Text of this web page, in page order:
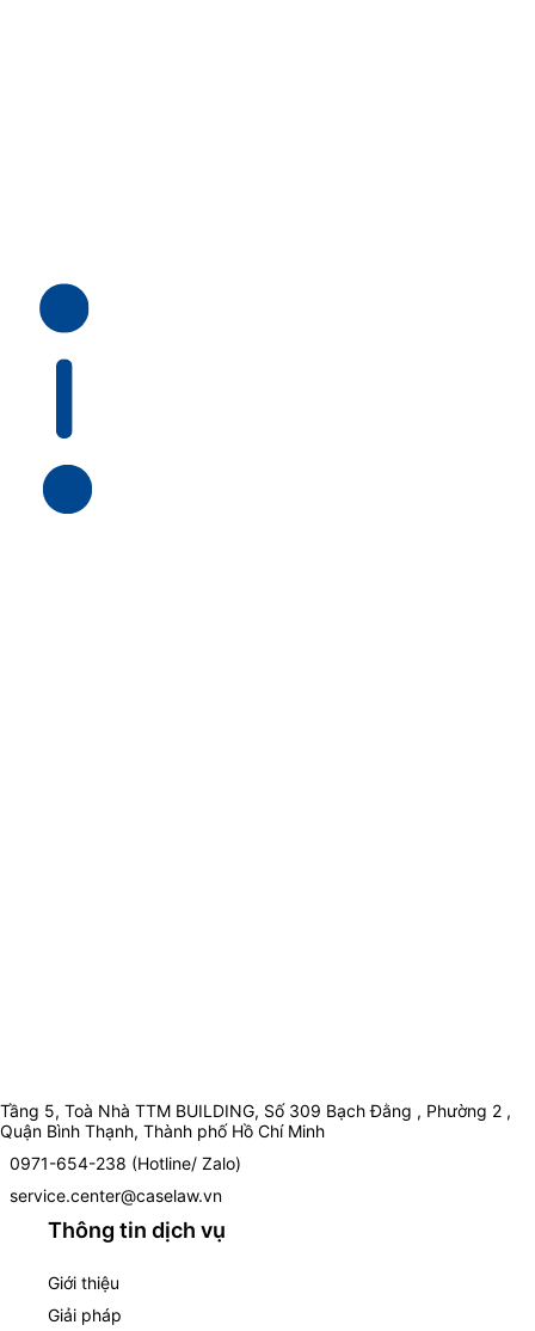
Tầng 5, Toà Nhà TTM BUILDING, Số 309 Bạch Đằng , Phường 2 ,
Quận Bình Thạnh, Thành phố Hồ Chí Minh
0971-654-238 (Hotline/ Zalo)
service.center@caselaw.vn
Thông tin dịch vụ
Giới thiệu
Giải pháp